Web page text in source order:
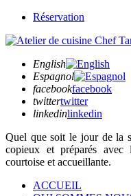
Réservation
English
Espagnol
facebookfacebook
twittertwitter
linkedinlinkedin
Quel que soitle jour de la
copieux et préparés
courtoise et accueillante.
ACCUEIL